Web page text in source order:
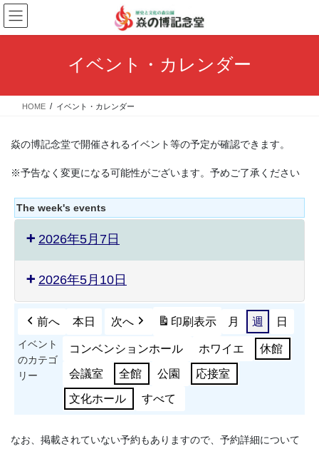
コ
ン
テ
ス
ナ
ビ
ゲ
ン
イベント・カレンダー
HOME イベント・カレンダー
焱の博記念堂で開催されるイベント等の予定が確認できます。
※予告なく変更になる可能性がございます。予めご了承ください
The week's events
2026年5月7日
2026年5月10日
前へ 本日 次へ 印刷表示 月 週 日
イベント
のカテゴ
リー
コンベンションホール ホワイエ 休館
会議室 全館 公園 応接室
文化ホール すべて
なお、掲載されていない予約もありますので、予約詳細について